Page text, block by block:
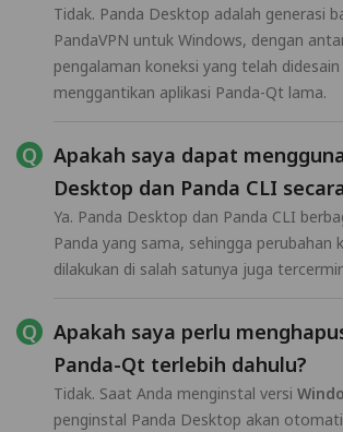
Tidak. Panda Desktop adalah generasi
PandaVPN untuk Windows, dengan
pengalaman koneksi yang telah didesain
menggantikan aplikasi Panda-Qt lama.
Apakah saya dapat
Desktop dan Panda CLI
Ya. Panda Desktop dan Panda CLI
Panda yang sama, sehingga perubahan
dilakukan di salah satunya juga
Apakah saya perlu
Panda-Qt terlebih dahulu?
Tidak. Saat Anda menginstal versi
penginstal Panda Desktop akan